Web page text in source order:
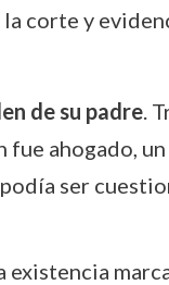
corte y
de su padre.
ahogado,
ser
existencia